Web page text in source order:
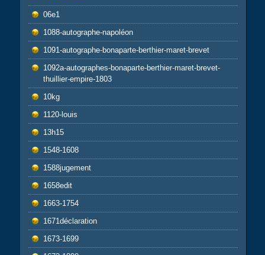
06e1
1088-autographe-napoléon
1091-autographe-bonaparte-berthier-maret-brevet
1092a-autographes-bonaparte-berthier-maret-brevet-
thuillier-empire-1803
10kg
1120-louis
13h15
1548-1608
1588jugement
1658edit
1663-1754
1671déclaration
1673-1699